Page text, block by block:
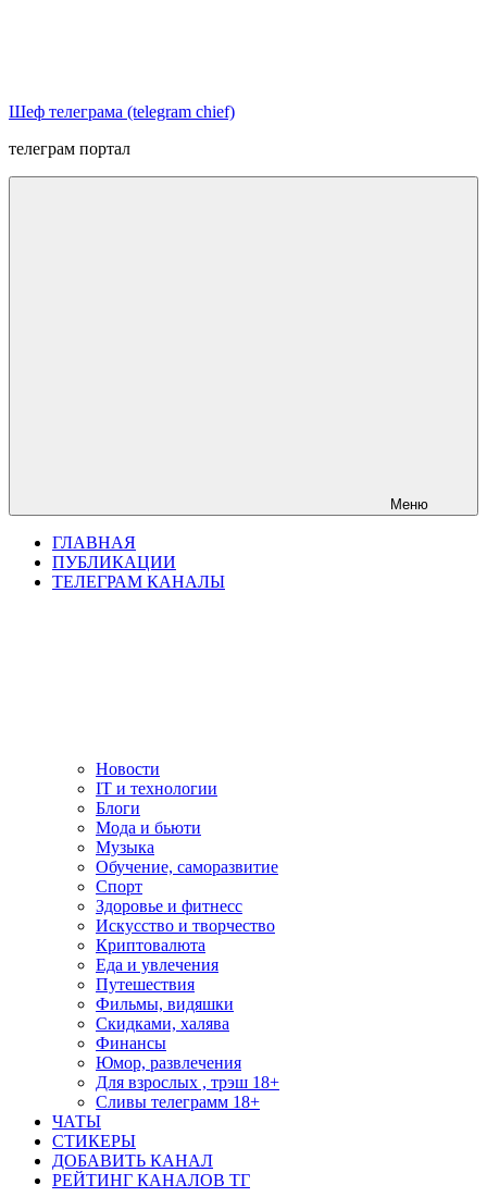
Шеф телеграма (telegram chief)
телеграм портал
Меню
ГЛАВНАЯ
ПУБЛИКАЦИИ
ТЕЛЕГРАМ КАНАЛЫ
Новости
IT и технологии
Блоги
Мода и бьюти
Музыка
Обучение, саморазвитие
Спорт
Здоровье и фитнесс
Искусство и творчество
Криптовалюта
Еда и увлечения
Путешествия
Фильмы, видяшки
Скидками, халява
Финансы
Юмор, развлечения
Для взрослых , трэш 18+
Сливы телеграмм 18+
ЧАТЫ
СТИКЕРЫ
ДОБАВИТЬ КАНАЛ
РЕЙТИНГ КАНАЛОВ ТГ